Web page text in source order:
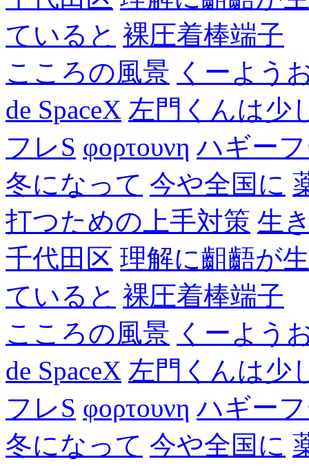
ていると 裸圧着棒端子
こころの風景 くーよう
de SpaceX 左門くんは少
フレS φορτουνη ハギー
冬になって 今や全国に
打つための上手対策 生
千代田区 理解に齟齬が
ていると 裸圧着棒端子
こころの風景 くーよう
de SpaceX 左門くんは少
フレS φορτουνη ハギー
冬になって 今や全国に